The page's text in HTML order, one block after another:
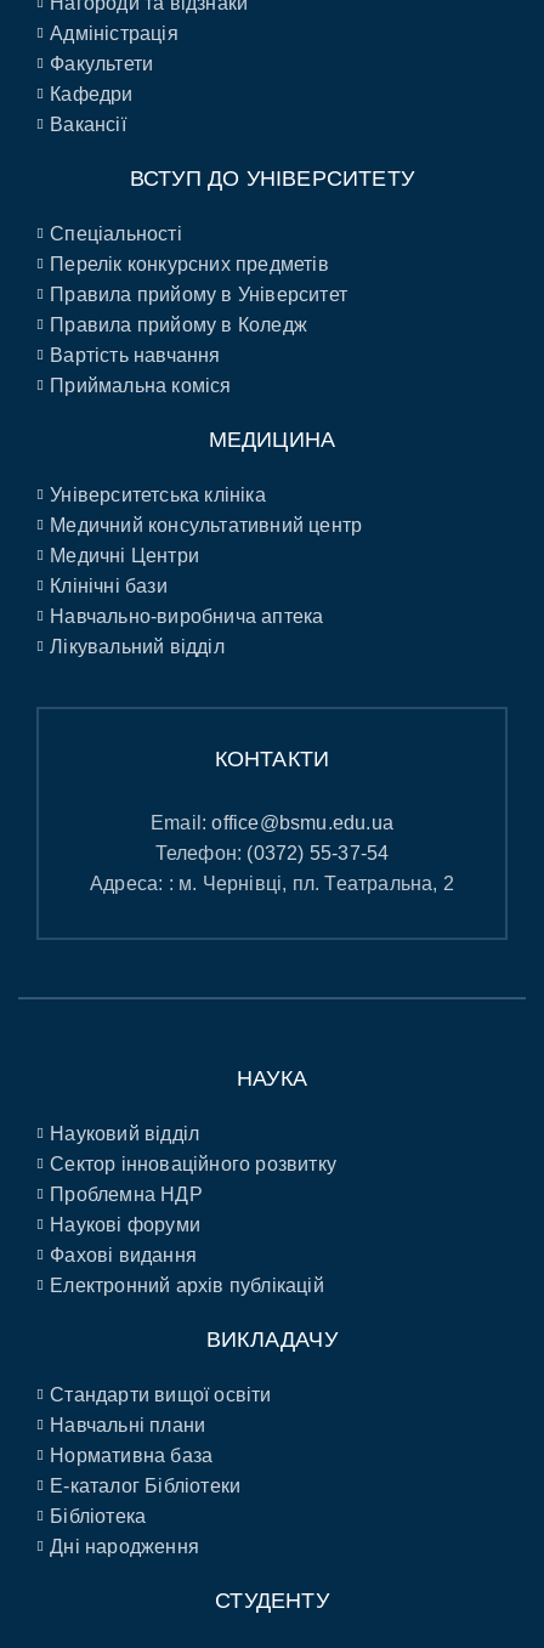
Адміністрація
Факультети
Кафедри
Вакансії
ВСТУП ДО УНІВЕРСИТЕТУ
Спеціальності
Перелік конкурсних предметів
Правила прийому в Університет
Правила прийому в Коледж
Вартість навчання
Приймальна коміся
МЕДИЦИНА
Університетська клініка
Медичний консультативний центр
Медичні Центри
Клінічні бази
Навчально-виробнича аптека
Лікувальний відділ
КОНТАКТИ
Email:office@bsmu.edu.ua
Телефон: (0372) 55-37-54
Адреса: : м. Чернівці, пл. Театральна, 2
НАУКА
Науковий відділ
Сектор інноваційного розвитку
Проблемна НДР
Наукові форуми
Фахові видання
Електронний архів публікацій
ВИКЛАДАЧУ
Стандарти вищої освіти
Навчальні плани
Нормативна база
E-каталог Бібліотеки
Бібліотека
Дні народження
СТУДЕНТУ